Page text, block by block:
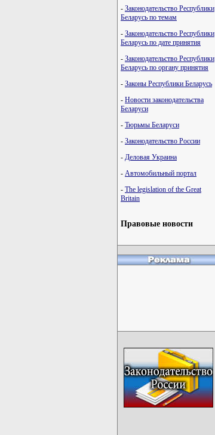
- Законодательство Республики
Беларусь по темам
- Законодательство Республики
Беларусь по дате принятия
- Законодательство Республики
Беларусь по органу принятия
- Законы Республики Беларусь
- Новости законодательства
Беларуси
- Тюрьмы Беларуси
- Законодательство России
- Деловая Украина
- Автомобильный портал
- The legislation of the Great
Britain
Правовые новости